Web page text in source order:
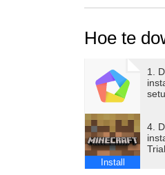
je de game op
BUGS: https://
MEER
*Als de game
Hoe te
1.
Install
4.
Trial